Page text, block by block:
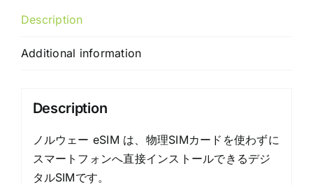
タ
用
ン
quantity
Description
Additional information
Description
ノルウェー eSIM は、物理SIMカードを使わずに
スマートフォンへ直接インストールできるデジ
タルSIMです。